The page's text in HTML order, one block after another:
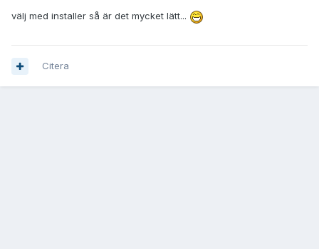
välj med installer så är det mycket lätt...
Citera